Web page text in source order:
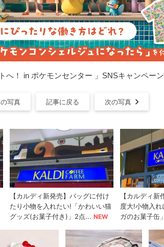
へ！ in ポケモンセンター 」SNSキャンペーン
写真 記事に戻る 次の写真